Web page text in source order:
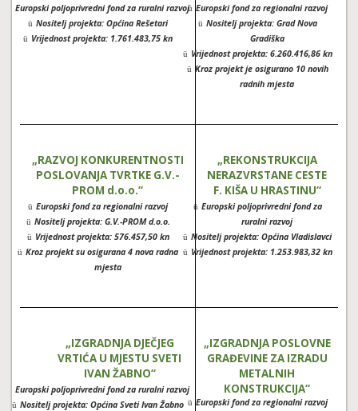
Europski poljoprivredni fond za ruralni razvoj
ü Nositelj projekta: Općina Rešetari
ü Vrijednost projekta: 1.761.483,75 kn
ü Europski fond za regionalni razvoj
ü Nositelj projekta: Grad Nova
Gradiška
ü Vrijednost projekta: 6.260.416,86 kn
ü Kroz projekt je osigurano 10 novih
radnih mjesta
„RAZVOJ KONKURENTNOSTI
POSLOVANJA TVRTKE G.V.-
PROM d.o.o.“
ü Europski fond za regionalni razvoj
ü Nositelj projekta: G.V.-PROM d.o.o.
ü Vrijednost projekta: 576.457,50 kn
ü Kroz projekt su osigurana 4 nova radna
mjesta
„REKONSTRUKCIJA
NERAZVRSTANE CESTE
F. KIŠA U HRASTINU“
ü Europski poljoprivredni fond za
ruralni razvoj
ü Nositelj projekta: Općina Vladislavci
ü Vrijednost projekta: 1.253.983,32 kn
„IZGRADNJA DJEČJEG
VRTIĆA U MJESTU SVETI
IVAN ŽABNO“
Europski poljoprivredni fond za ruralni razvoj
ü Nositelj projekta: Općina Sveti Ivan Žabno
„IZGRADNJA POSLOVNE
GRAĐEVINE ZA IZRADU
METALNIH
KONSTRUKCIJA“
ü Europski fond za regionalni razvoj